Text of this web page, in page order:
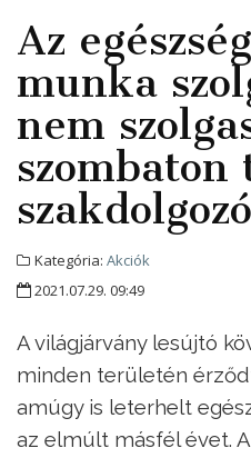
Az
munka
nem
Kategória: Akciók
2021.07.29. 09:49
A világjárvány lesújtó
minden területén
amúgy is leterhelt
az elmúlt másfél évet.